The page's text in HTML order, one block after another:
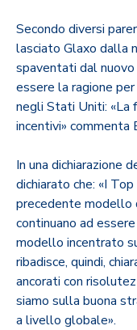
Secondo diversi
lasciato Glaxo dalla
spaventati dal
essere la ragione
negli Stati Uniti: «La
incentivi» commenta
In una dichiarazione
dichiarato che: «I
precedente modello
continuano ad
modello incentrato
ribadisce, quindi,
ancorati con
siamo sulla buona
a livello globale».